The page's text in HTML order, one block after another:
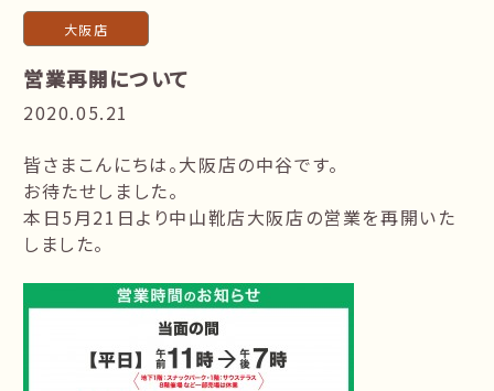
大阪店
営業再開について
2020.05.21
皆さまこんにちは。大阪店の中谷です。
お待たせしました。
本日5月21日より中山靴店大阪店の営業を再開いた
しました。